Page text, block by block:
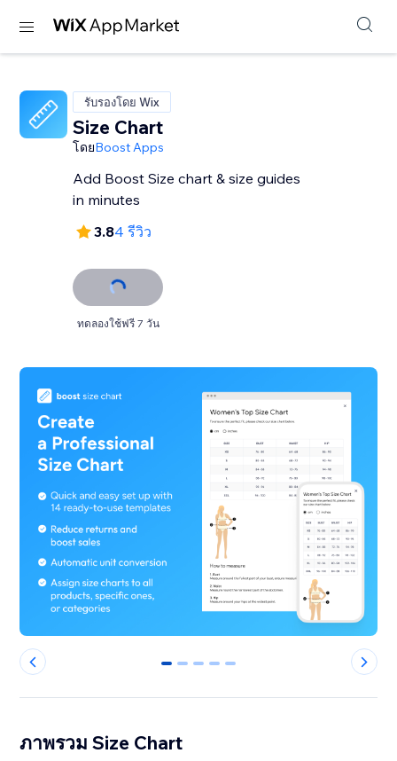
รับรองโดย Wix
Size Chart
โดยBoost Apps
Add Boost Size chart & size guides
in minutes
3.84 รีวิว
ทดลองใช้ฟรี 7 วัน
0 1 2 3 4
ภาพรวม Size Chart